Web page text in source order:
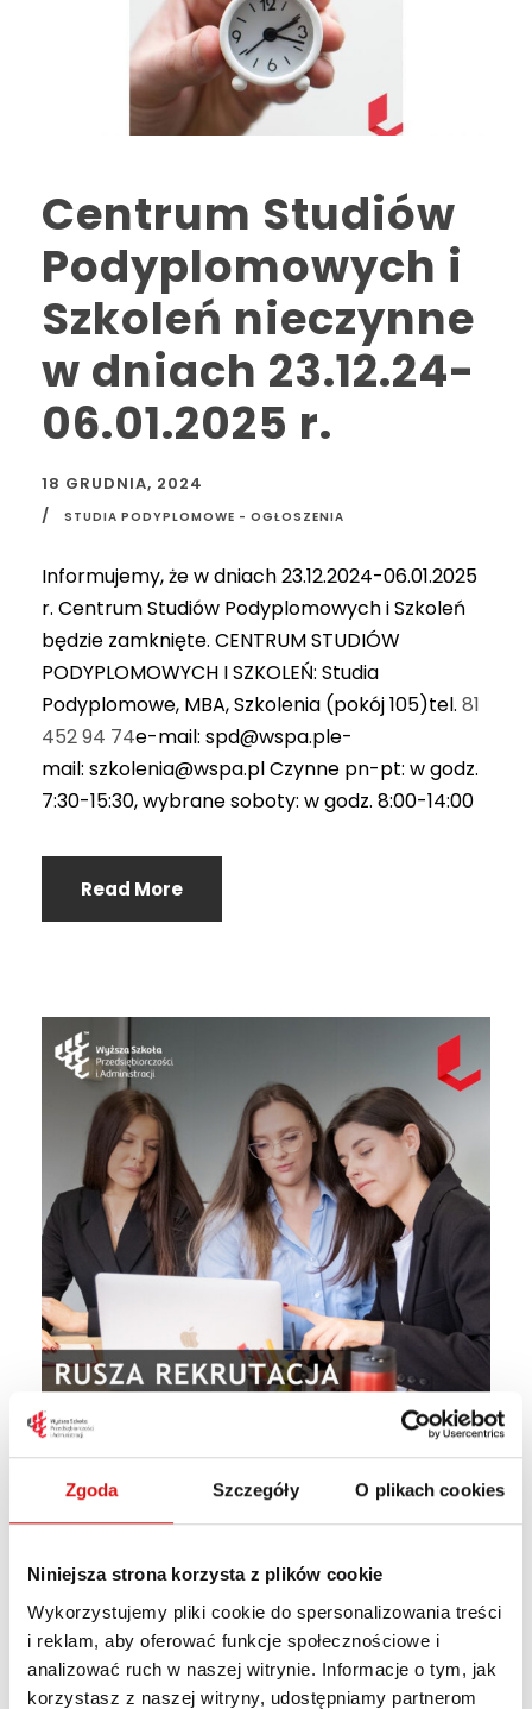
Zgoda Szczegóły O plikach cookies
Niniejsza strona korzysta z plików cookie
Wykorzystujemy pliki cookie do spersonalizowania treści
i reklam, aby oferować funkcje społecznościowe i
analizować ruch w naszej witrynie. Informacje o tym, jak
korzystasz z naszej witryny, udostępniamy partnerom
Centrum Studiów
Podyplomowych i
Szkoleń nieczynne
w dniach 23.12.24-
06.01.2025 r.
18 GRUDNIA, 2024
STUDIA PODYPLOMOWE - OGŁOSZENIA
Informujemy, że w dniach 23.12.2024-06.01.2025
r. Centrum Studiów Podyplomowych i Szkoleń
będzie zamknięte. CENTRUM STUDIÓW
PODYPLOMOWYCH I SZKOLEŃ: Studia
Podyplomowe, MBA, Szkolenia (pokój 105)tel. 81
452 94 74e-mail: spd@wspa.ple-
mail: szkolenia@wspa.pl Czynne pn-pt: w godz.
7:30-15:30, wybrane soboty: w godz. 8:00-14:00
Read More
Ruszyła rekrutacja
na studia
podyplomowe